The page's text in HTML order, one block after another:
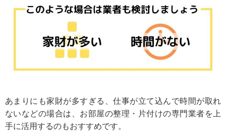
あまりにも家財が多すぎる、仕事が立て込んで時間が取れ
ないなどの場合は、お部屋の整理・片付けの専門業者を上
手に活用するのもおすすめです。